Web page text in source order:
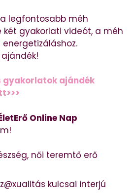
legfontosabb méh
gyakorlati videót, a méh
gyakorlatok ajándék
Online Nap
női teremtő erő
kulcsai interjú